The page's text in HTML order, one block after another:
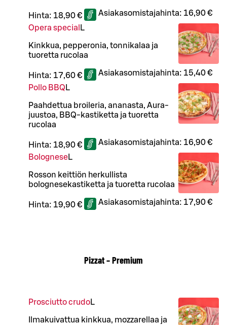
Hinta: 18,90 € Asiakasomistajahinta: 16,90 €
Opera special L
Kinkkua, pepperonia, tonnikalaa ja
tuoretta rucolaa
Hinta: 17,60 € Asiakasomistajahinta: 15,40 €
Pollo BBQ L
Paahdettua broileria, ananasta, Aura-
juustoa, BBQ-kastiketta ja tuoretta
rucolaa
Hinta: 18,90 € Asiakasomistajahinta: 16,90 €
BologneseL
Rosson keittiön herkullista
bolognesekastiketta ja tuoretta rucolaa
Hinta: 19,90 € Asiakasomistajahinta: 17,90 €
Pizzat – Premium
Prosciutto crudoL
Ilmakuivattua kinkkua, mozzarellaa ja